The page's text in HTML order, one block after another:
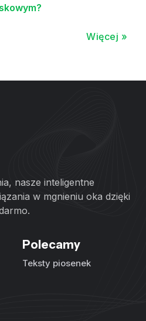
Więcej »
nasze inteligentne
w mgnieniu oka dzięki
Polecamy
Teksty piosenek